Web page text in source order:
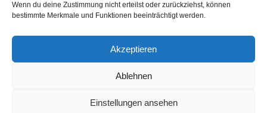
Wenn du deine Zustimmung nicht erteilst oder zurückziehst, können
bestimmte Merkmale und Funktionen beeinträchtigt werden.
Akzeptieren
Ablehnen
Einstellungen ansehen
gambles on strategy and a sprint to the chequered
outstanding perseverance.